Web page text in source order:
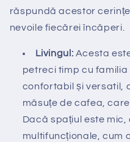
răspundă acestor
nevoile fiecărei încăperi.
Livingul: Acesta
petreci timp cu
confortabil și versatil,
măsuțe de cafea,
Dacă spațiul este
multifuncționale, cum